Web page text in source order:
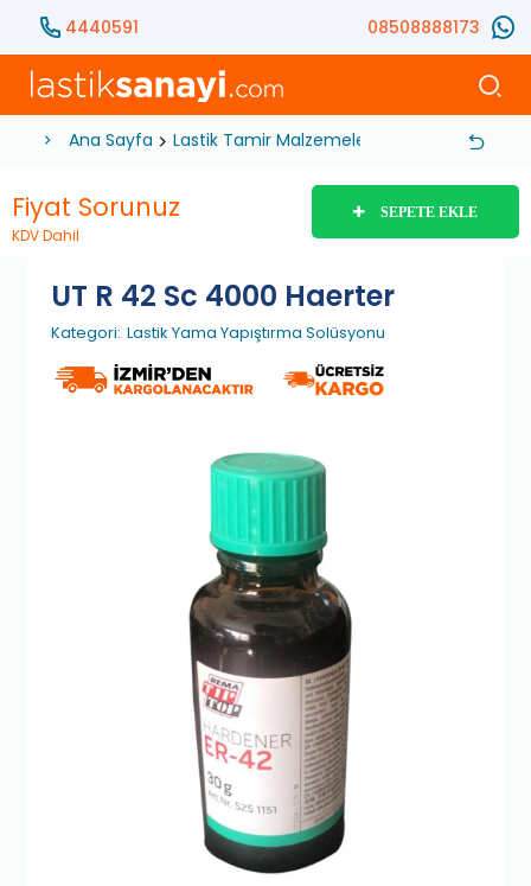
4440591 08508888173
Ana Sayfa Lastik Tamir Malzemeleri Lastik Yama
Fiyat Sorunuz
KDV Dahil
SEPETE EKLE
UT R 42 Sc 4000 Haerter
Kategori: Lastik Yama Yapıştırma Solüsyonu